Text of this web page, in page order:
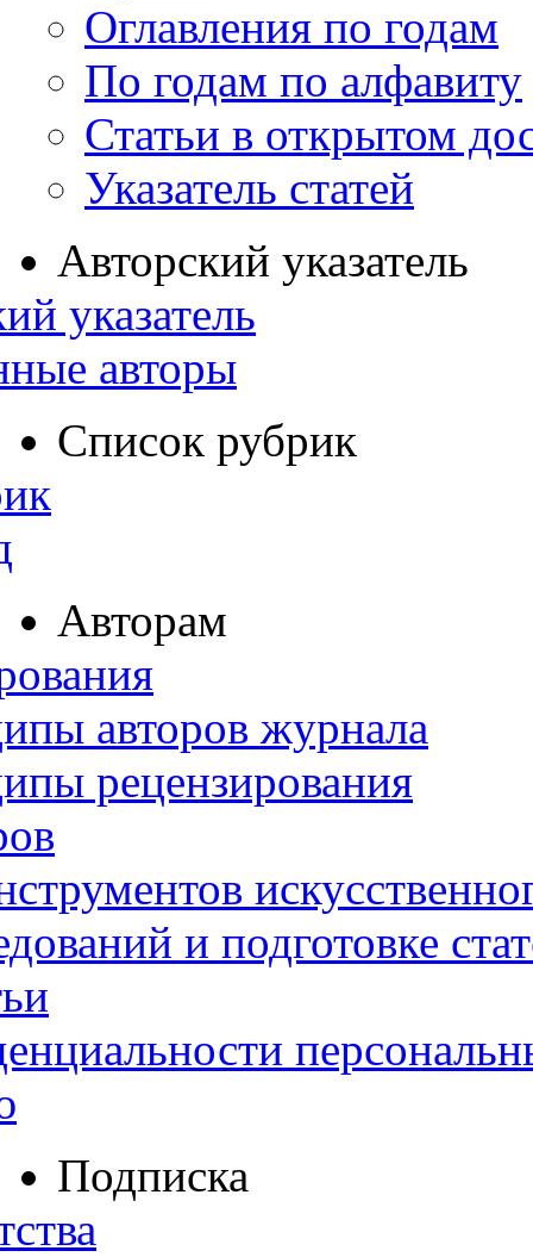
Оглавления по годам
По годам по алфавиту
Статьи в открытом
Указатель статей
Авторский указатель
указатель
авторы
Список рубрик
Авторам
авторов журнала
рецензирования
и подготовке
Подписка